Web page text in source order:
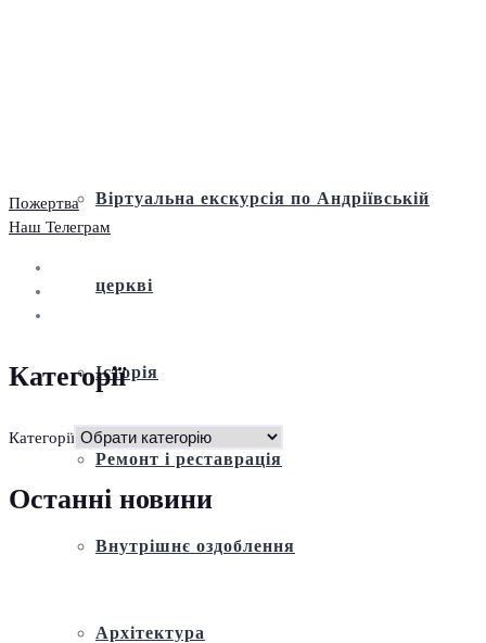
Віртуальна екскурсія по Андріївській
церкві
Історія
Ремонт і реставрація
Внутрішнє оздоблення
Архітектура
Пожертва
Наш Телеграм
Категорії
Категорії
Останні новини